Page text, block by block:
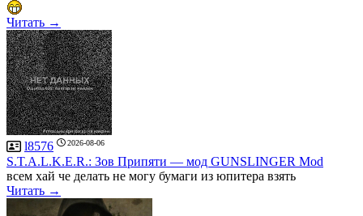
Читать →
l8576 2026-08-06
S.T.A.L.K.E.R.: Зов Припяти — мод GUNSLINGER Mod
всем хай че делать не могу бумаги из юпитера взять
Читать →